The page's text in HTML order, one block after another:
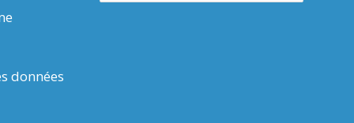
données